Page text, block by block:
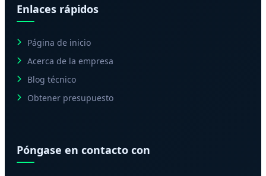
Enlaces rápidos
Página de inicio
Acerca de la empresa
Blog técnico
Obtener presupuesto
Póngase en contacto con